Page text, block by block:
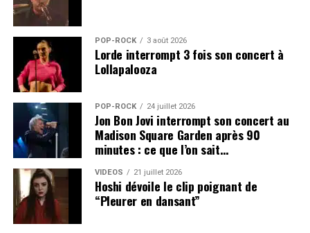
POP-ROCK 3 août 2026
Lorde interrompt 3 fois son concert à
Lollapalooza
POP-ROCK 24 juillet 2026
Jon Bon Jovi interrompt son concert au
Madison Square Garden après 90
minutes : ce que l’on sait…
VIDEOS 21 juillet 2026
Hoshi dévoile le clip poignant de
“Pleurer en dansant”